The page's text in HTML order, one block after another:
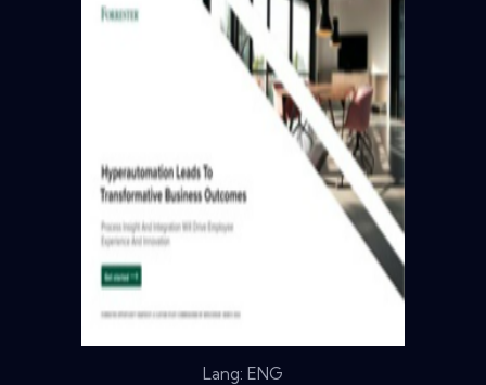
Lang: ENG